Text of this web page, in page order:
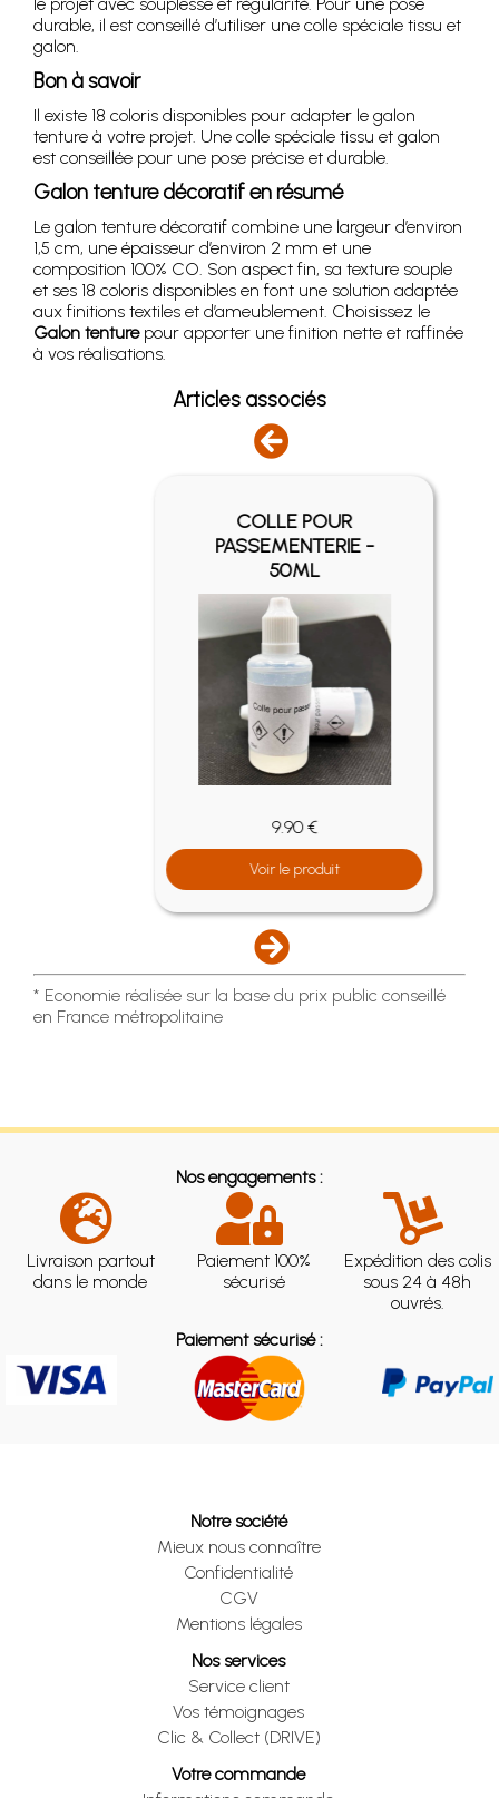
durable, il est conseillé d’utiliser une colle spéciale tissu et
galon.
Bon à savoir
Il existe 18 coloris disponibles pour adapter le galon
tenture à votre projet. Une colle spéciale tissu et galon
est conseillée pour une pose précise et durable.
Galon tenture décoratif en résumé
Le galon tenture décoratif combine une largeur d’environ
1,5 cm, une épaisseur d’environ 2 mm et une
composition 100% CO. Son aspect fin, sa texture souple
et ses 18 coloris disponibles en font une solution adaptée
aux finitions textiles et d’ameublement. Choisissez le
Galon tenturepour apporter une finition nette et raffinée
à vos réalisations.
Articles associés
COLLE POUR
PASSEMENTERIE -
50ML
9.90 €
Voir le produit
* Economie réalisée sur la base du prix public conseillé
en France métropolitaine
Nos engagements :
Livraison partout
dans le monde
Paiement 100%
sécurisé
Expédition des colis
sous 24 à 48h
ouvrés.
Paiement sécurisé :
Notre société
Mieux nous connaître
Confidentialité
CGV
Mentions légales
Nos services
Service client
Vos témoignages
Clic & Collect (DRIVE)
Votre commande